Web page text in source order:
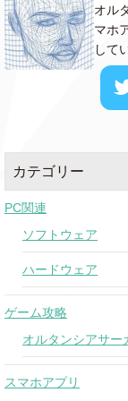
オル
マホ
して
カテゴリー
PC関連
ソフトウェア
ハードウェア
ゲーム攻略
オルタンシアサー
スマホアプリ